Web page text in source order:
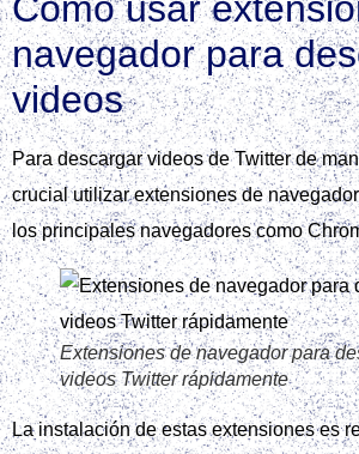
Cómo usar
navegador para
videos
Para descargar videos de Twitter de
crucial utilizar extensiones de
los principales navegadores como
Extensiones de navegador para
videos Twitter rápidamente
La instalación de estas extensiones es